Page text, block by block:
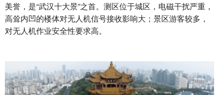
美誉，是“武汉十大景”之首。测区位于城区，电磁干扰严重，
高耸内凹的楼体对无人机信号接收影响大；景区游客较多，
对无人机作业安全性要求高。